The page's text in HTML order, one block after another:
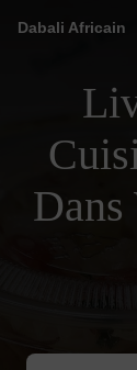
Dabali Africain